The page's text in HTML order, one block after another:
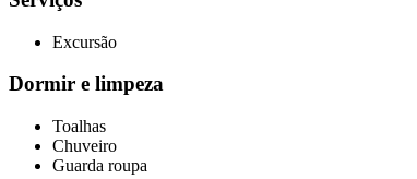
Excursão
Dormir e limpeza
Toalhas
Chuveiro
Guarda roupa